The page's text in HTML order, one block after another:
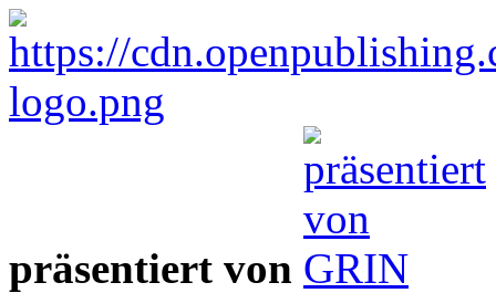
präsentiert von